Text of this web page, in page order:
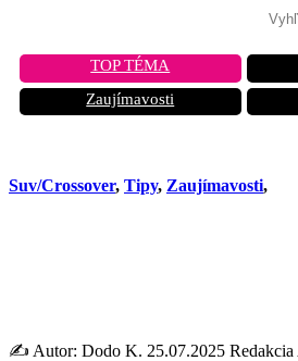
TOP TÉMA
Zaujímavosti
Suv/Crossover, Tipy, Zaujímavosti,
✍️ Autor: Dodo K. 25.07.2025 Redakcia